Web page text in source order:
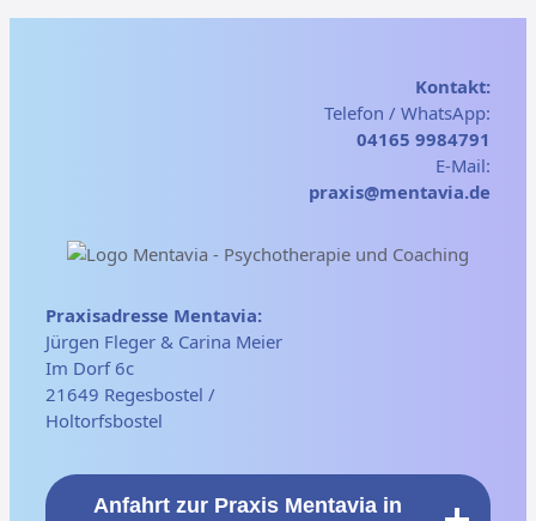
Kontakt:
Telefon / WhatsApp:
04165 9984791
E-Mail:
praxis@mentavia.de
Praxisadresse Mentavia:
Jürgen Fleger & Carina Meier
Im Dorf 6c
21649 Regesbostel /
Holtorfsbostel
Anfahrt zur Praxis Mentavia in